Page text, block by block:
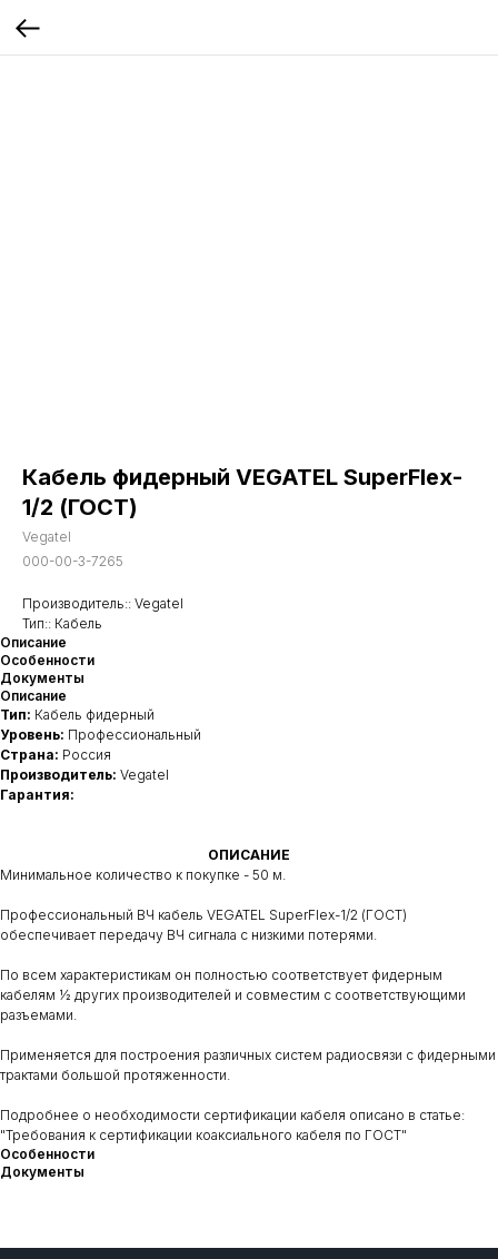
Кабель фидерный VEGATEL SuperFlex-
1/2 (ГОСТ)
Vegatel
000-00-3-7265
Производитель:: Vegatel
Тип:: Кабель
Описание
Особенности
Документы
Описание
Тип: Кабель фидерный
Уровень: Профессиональный
Страна: Россия
Производитель: Vegatel
Гарантия:
ОПИСАНИЕ
Минимальное количество к покупке - 50 м.
Профессиональный ВЧ кабель VEGATEL SuperFlex-1/2 (ГОСТ)
обеспечивает передачу ВЧ сигнала с низкими потерями.
По всем характеристикам он полностью соответствует фидерным
кабелям ½ других производителей и совместим с соответствующими
разъемами.
Применяется для построения различных систем радиосвязи с фидерными
трактами большой протяженности.
Подробнее о необходимости сертификации кабеля описано в статье:
"Требования к сертификации коаксиального кабеля по ГОСТ"
Особенности
Документы